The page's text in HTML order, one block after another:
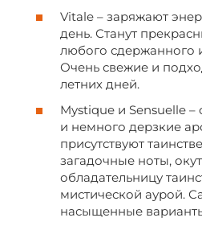
Vitale – заряжают
день. Станут
любого сдержанного
Очень свежие и
летних дней.
Mystique и Sensuelle
и немного дерзкие
присутствуют
загадочные ноты,
обладательницу
мистической аурой.
насыщенные